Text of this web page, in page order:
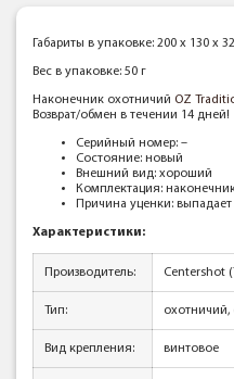
Габариты в упаковке: 200 x 130 x
Вес в упаковке: 50 г
Наконечник охотничий OZ
Возврат/обмен в течении 14 дней!
Серийный номер: –
Состояние: новый
Внешний вид: хороший
Комплектация:
Причина уценки:
Характеристики:
Производитель: Centershot
Тип:
Вид крепления: винтовое